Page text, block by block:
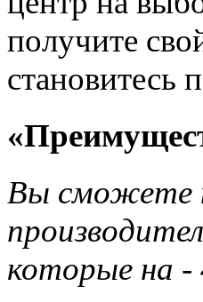
получите
становитесь
Вы сможете
которые на -